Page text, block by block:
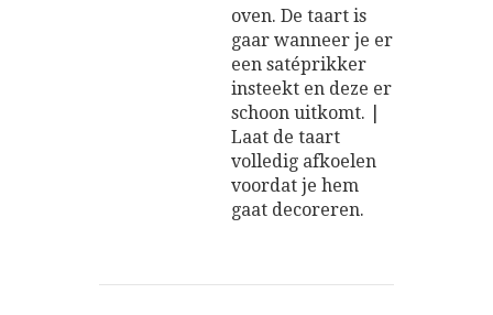
oven. De taart is
gaar wanneer je er
een satéprikker
insteekt en deze er
schoon uitkomt. |
Laat de taart
volledig afkoelen
voordat je hem
gaat decoreren.